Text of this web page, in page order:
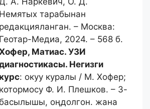
Немятых тарабынан
редакцияланган. – Москва:
Геотар-Медиа, 2024. – 568 б.
Матиас. УЗИ
Негизги
курс: окуу куралы / М. Хофер;
котормосу Ф. И. Плешков. – 3-
оңдолгон. жана